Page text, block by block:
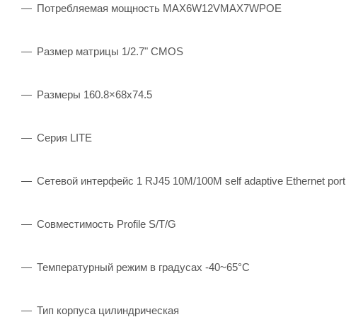
Потребляемая мощность MAX6W12VMAX7WPOE
Размер матрицы 1/2.7" CMOS
Размеры 160.8×68x74.5
Серия LITE
Сетевой интерфейс 1 RJ45 10M/100M self adaptive Ethernet port
Совместимость Profile S/T/G
Температурный режим в градусах -40~65°C
Тип корпуса цилиндрическая